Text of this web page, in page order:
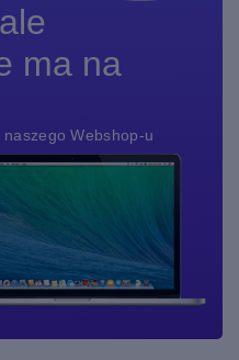
ma na
Webshop-u